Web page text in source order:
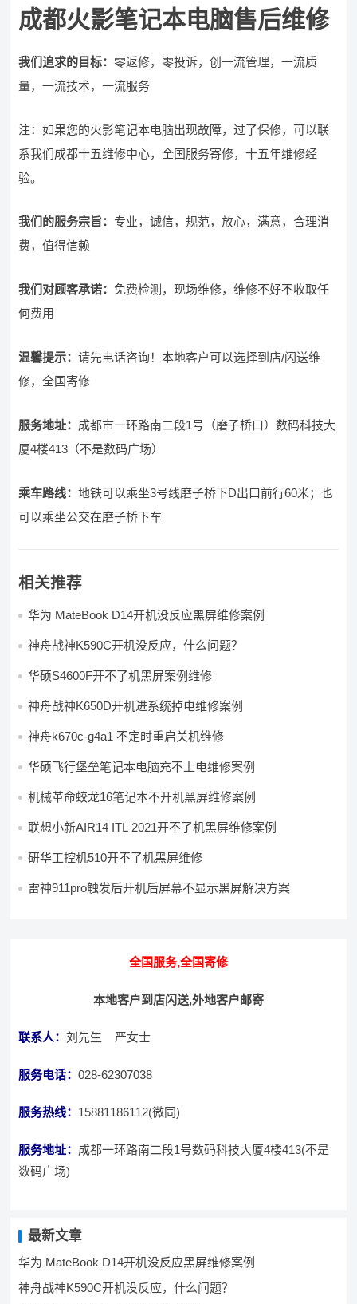
成都火影笔记本电脑售后维修
我们追求的目标：零返修，零投诉，创一流管理，一流质
量，一流技术，一流服务
注：如果您的火影笔记本电脑出现故障，过了保修，可以联
系我们成都十五维修中心，全国服务寄修，十五年维修经
验。
我们的服务宗旨：专业，诚信，规范，放心，满意，合理消
费，值得信赖
我们对顾客承诺： 免费检测，现场维修，维修不好不收取任
何费用
温馨提示：请先电话咨询！本地客户可以选择到店/闪送维
修，全国寄修
服务地址： 成都市一环路南二段1号（磨子桥口）数码科技大
厦4楼413（不是数码广场）
乘车路线：地铁可以乘坐3号线磨子桥下D出口前行60米；也
可以乘坐公交在磨子桥下车
相关推荐
华为 MateBook D14开机没反应黑屏维修案例
神舟战神K590C开机没反应，什么问题？
华硕S4600F开不了机黑屏案例维修
神舟战神K650D开机进系统掉电维修案例
神舟k670c-g4a1 不定时重启关机维修
华硕飞行堡垒笔记本电脑充不上电维修案例
机械革命蛟龙16笔记本不开机黑屏维修案例
联想小新AIR14 ITL 2021开不了机黑屏维修案例
研华工控机510开不了机黑屏维修
雷神911pro触发后开机后屏幕不显示黑屏解决方案
全国服务,全国寄修
本地客户到店闪送,外地客户邮寄
联系人：刘先生 严女士
服务电话：028-62307038
服务热线： 15881186112(微同)
服务地址： 成都一环路南二段1号数码科技大厦4楼413(不是
数码广场)
最新文章
华为 MateBook D14开机没反应黑屏维修案例
神舟战神K590C开机没反应，什么问题？